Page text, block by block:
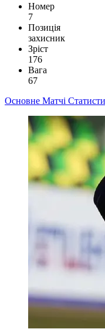
Номер
7
Позиція
захисник
Зріст
176
Вага
67
Основне Матчі